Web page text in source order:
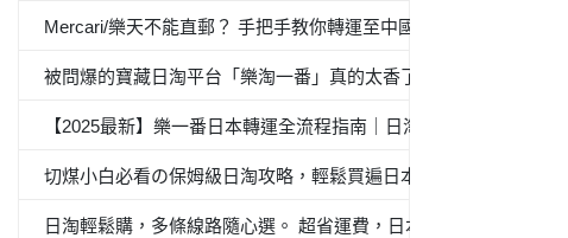
Mercari/樂天不能直郵？ 手把手教你轉運至中國全流程
被問爆的寶藏日淘平台「樂淘一番」真的太香了！自從在這上面淘
【2025最新】樂一番日本轉運全流程指南｜日淘新手必看
切煤小白必看の保姆級日淘攻略，輕鬆買遍日本產品
日淘輕鬆購，多條線路隨心選。 超省運費，日本購物體驗UP！